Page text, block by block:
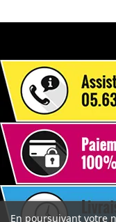
En poursuivant votre